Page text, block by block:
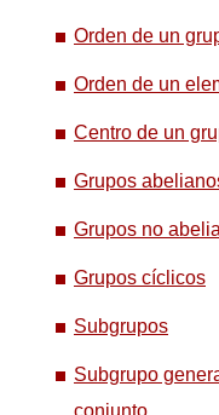
Orden de un
Orden de un
Centro de un
Grupos
Grupos no
Grupos cíclicos
Subgrupos
Subgrupo
conjunto